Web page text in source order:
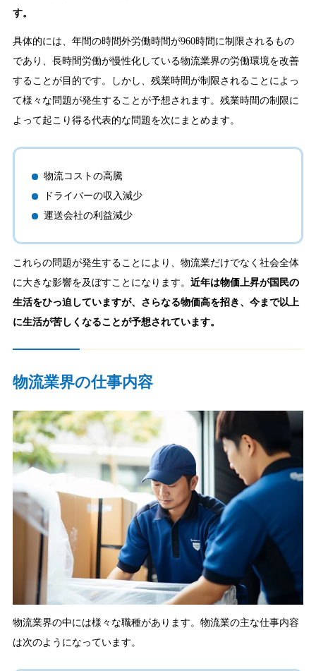
す。
具体的には、年間の時間外労働時間が960時間に制限されるもの
であり、長時間労働が慢性化している物流業界の労働環境を改善
することが目的です。しかし、残業時間が制限されることによっ
て様々な問題が発生することが予想されます。残業時間の制限に
よって起こり得る代表的な問題を次にまとめます。
物流コストの高騰
ドライバーの収入減少
運送会社の利益減少
これらの問題が発生することにより、物流業だけでなく社会全体
に大きな影響を及ぼすことになります。 近年は物価上昇が国民の
生活をひっ迫していますが、さらなる物価高を招き、今まで以上
に生活が苦しくなることが予想されています。
物流業界の仕事内容
物流業界の中には様々な職種があります。物流業の主な仕事内容
は次のようになっています。